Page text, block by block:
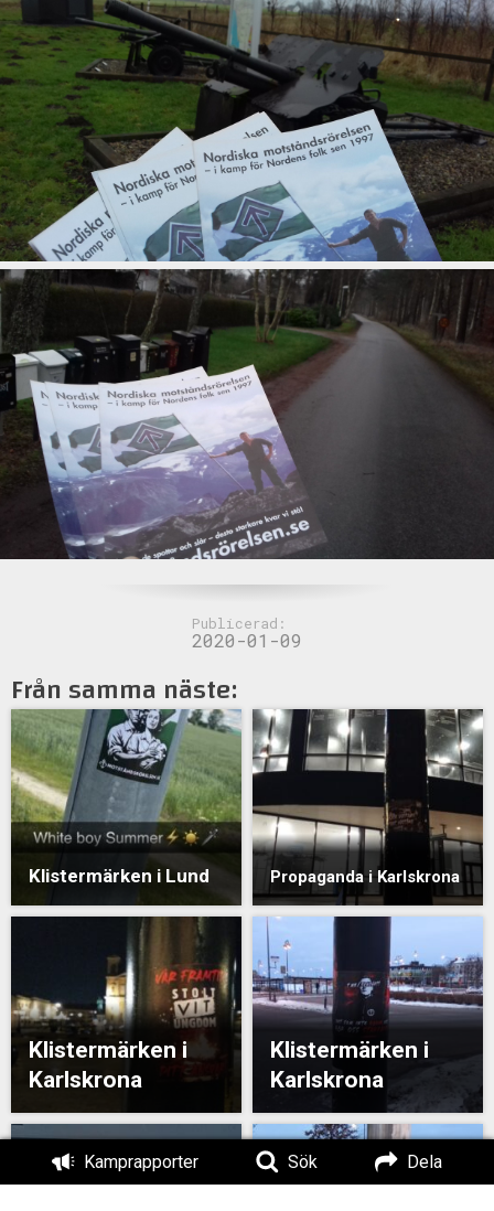
Kamprapporter Sök Dela
Publicerad:
2020-01-09
Från samma näste:
Klistermärken i Lund Propaganda i Karlskrona
Klistermärken i
Karlskrona
Klistermärken i
Karlskrona